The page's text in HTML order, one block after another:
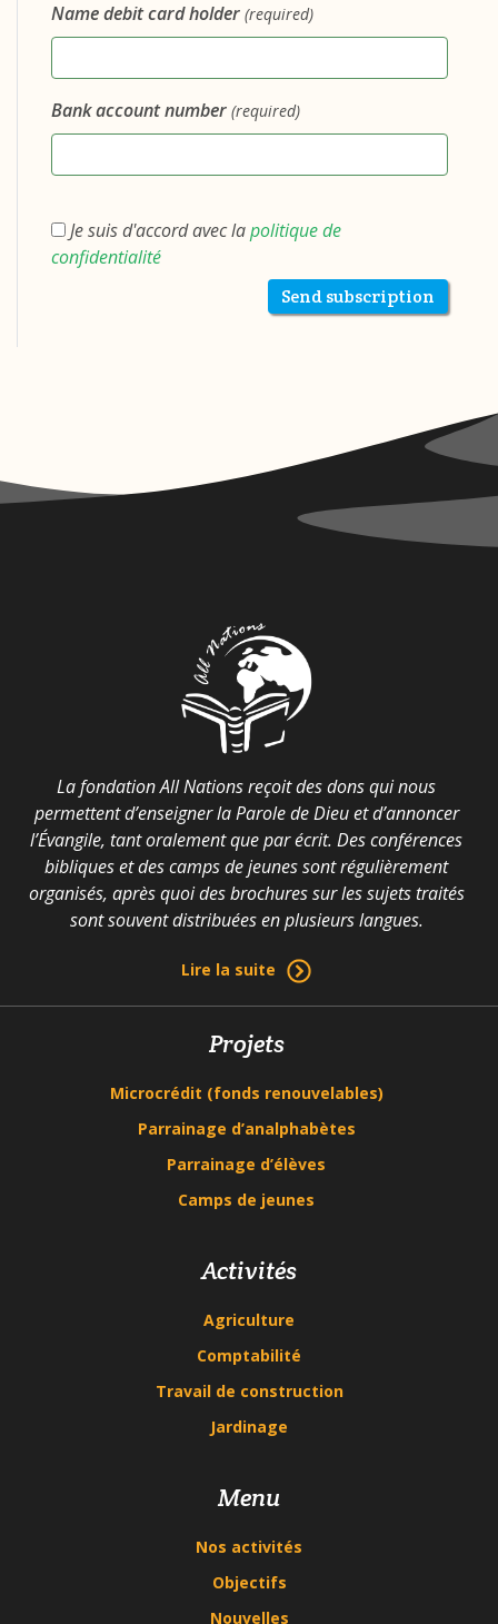
Name debit card holder (required)
Bank account number (required)
Je suis d'accord avec lapolitique de
confidentialité
Send subscription
La fondation All Nations reçoit des dons qui nous
permettent d’enseigner la Parole de Dieu et d’annoncer
l’Évangile, tant oralement que par écrit. Des conférences
bibliques et des camps de jeunes sont régulièrement
organisés, après quoi des brochures sur les sujets traités
sont souvent distribuées en plusieurs langues.
Lire la suite
Projets
Microcrédit (fonds renouvelables)
Parrainage d’analphabètes
Parrainage d’élèves
Camps de jeunes
Activités
Agriculture
Comptabilité
Travail de construction
Jardinage
Menu
Nos activités
Objectifs
Nouvelles